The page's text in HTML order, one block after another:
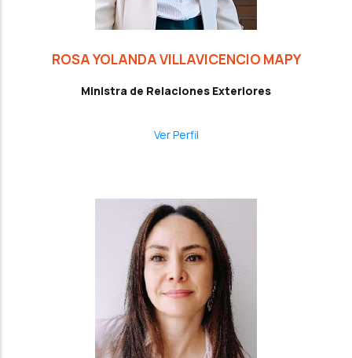
ROSA YOLANDA VILLAVICENCIO MAPY
Ministra de Relaciones Exteriores
Ver Perfil